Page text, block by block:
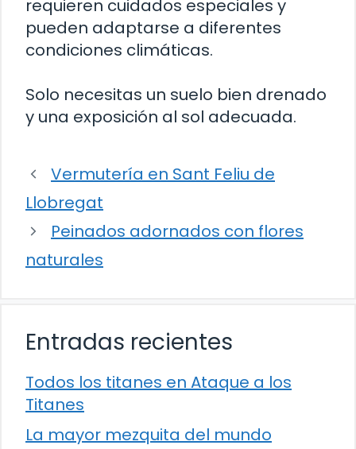
requieren cuidados especiales y
pueden adaptarse a diferentes
condiciones climáticas.
Solo necesitas un suelo bien drenado
y una exposición al sol adecuada.
Vermutería en Sant Feliu de
Llobregat
Peinados adornados con flores
naturales
Entradas recientes
Todos los titanes en Ataque a los
Titanes
La mayor mezquita del mundo